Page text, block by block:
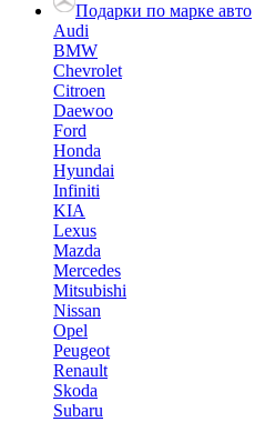
Подарки по марке авто
Audi
BMW
Chevrolet
Citroen
Daewoo
Ford
Honda
Hyundai
Infiniti
KIA
Lexus
Mazda
Mercedes
Mitsubishi
Nissan
Opel
Peugeot
Renault
Skoda
Subaru